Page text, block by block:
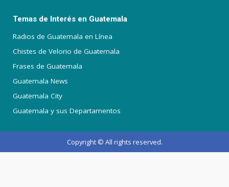
Temas de Interés en Guatemala
Radios de Guatemala en Línea
Chistes de Velorio de Guatemala
Frases de Guatemala
Guatemala News
Guatemala City
Guatemala y sus Departamentos
Copyright © All rights reserved.